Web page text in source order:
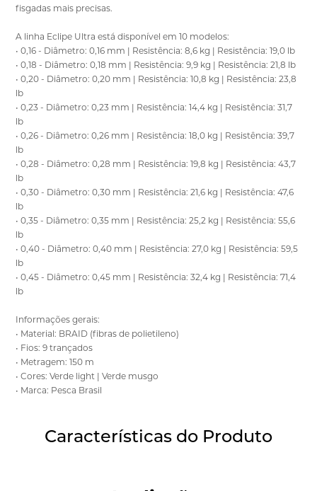
fisgadas mais precisas.
A linha Eclipe Ultra está disponível em 10 modelos:
• 0,16 - Diâmetro: 0,16 mm | Resistência: 8,6 kg | Resistência: 19,0 lb
• 0,18 - Diâmetro: 0,18 mm | Resistência: 9,9 kg | Resistência: 21,8 lb
• 0,20 - Diâmetro: 0,20 mm | Resistência: 10,8 kg | Resistência: 23,8
lb
• 0,23 - Diâmetro: 0,23 mm | Resistência: 14,4 kg | Resistência: 31,7
lb
• 0,26 - Diâmetro: 0,26 mm | Resistência: 18,0 kg | Resistência: 39,7
lb
• 0,28 - Diâmetro: 0,28 mm | Resistência: 19,8 kg | Resistência: 43,7
lb
• 0,30 - Diâmetro: 0,30 mm | Resistência: 21,6 kg | Resistência: 47,6
lb
• 0,35 - Diâmetro: 0,35 mm | Resistência: 25,2 kg | Resistência: 55,6
lb
• 0,40 - Diâmetro: 0,40 mm | Resistência: 27,0 kg | Resistência: 59,5
lb
• 0,45 - Diâmetro: 0,45 mm | Resistência: 32,4 kg | Resistência: 71,4
lb
Informações gerais:
• Material: BRAID (fibras de polietileno)
• Fios: 9 trançados
• Metragem: 150 m
• Cores: Verde light | Verde musgo
• Marca: Pesca Brasil
Características do Produto